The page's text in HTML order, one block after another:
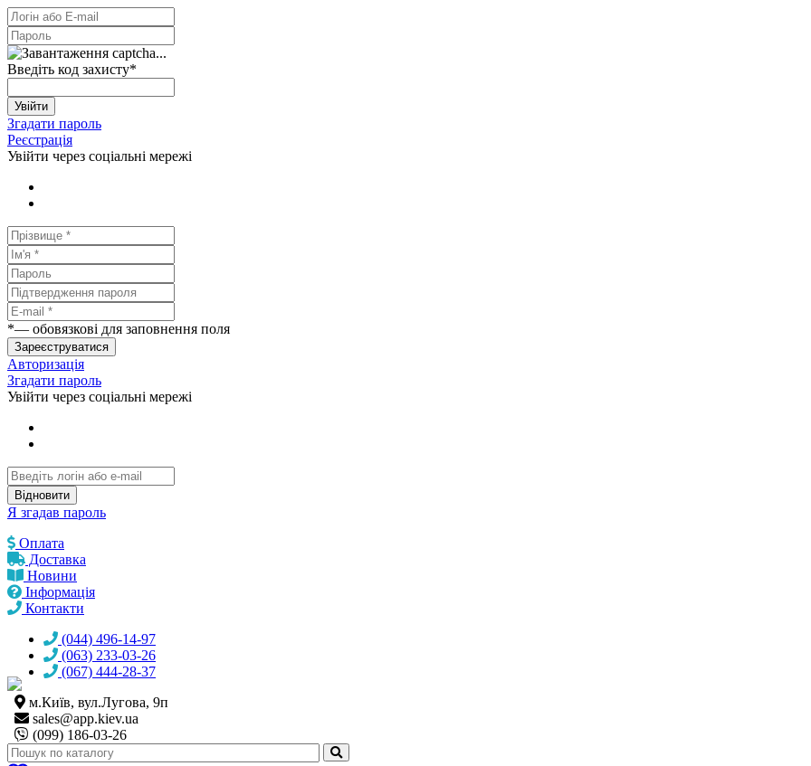
Введіть код захисту*
Увійти
Згадати пароль
Реєстрація
Увійти через соціальні мережі
*— обовязкові для заповнення поля
Зареєструватися
Авторизація
Згадати пароль
Увійти через соціальні мережі
Відновити
Я згадав пароль
Оплата
Доставка
Новини
Інформація
Контакти
(044) 496-14-97
(063) 233-03-26
(067) 444-28-37
м.Київ, вул.Лугова, 9п
sales@app.kiev.ua
(099) 186-03-26